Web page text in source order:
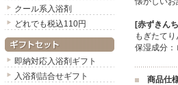
クール系入浴剤
どれでも税込110円
即納対応入浴剤ギフト
入浴剤詰合せギフト
[赤ずきん
もぎたて
保湿成分
商品仕